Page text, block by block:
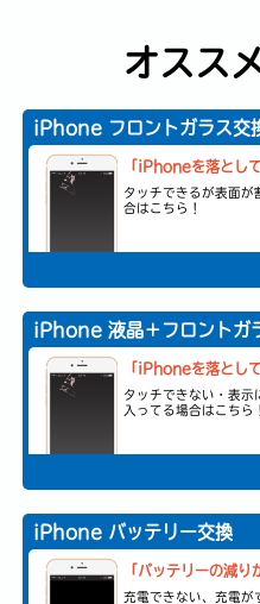
オスス
iPhone フロントガラス交
「iPhoneを落とし
タッチできるが表面が
合はこちら！
iPhone 液晶＋フロントガ
「iPhoneを落とし
タッチできない・表示
入ってる場合はこちら
iPhone バッテリー交換
「バッテリーの減り
充電できない、充電が